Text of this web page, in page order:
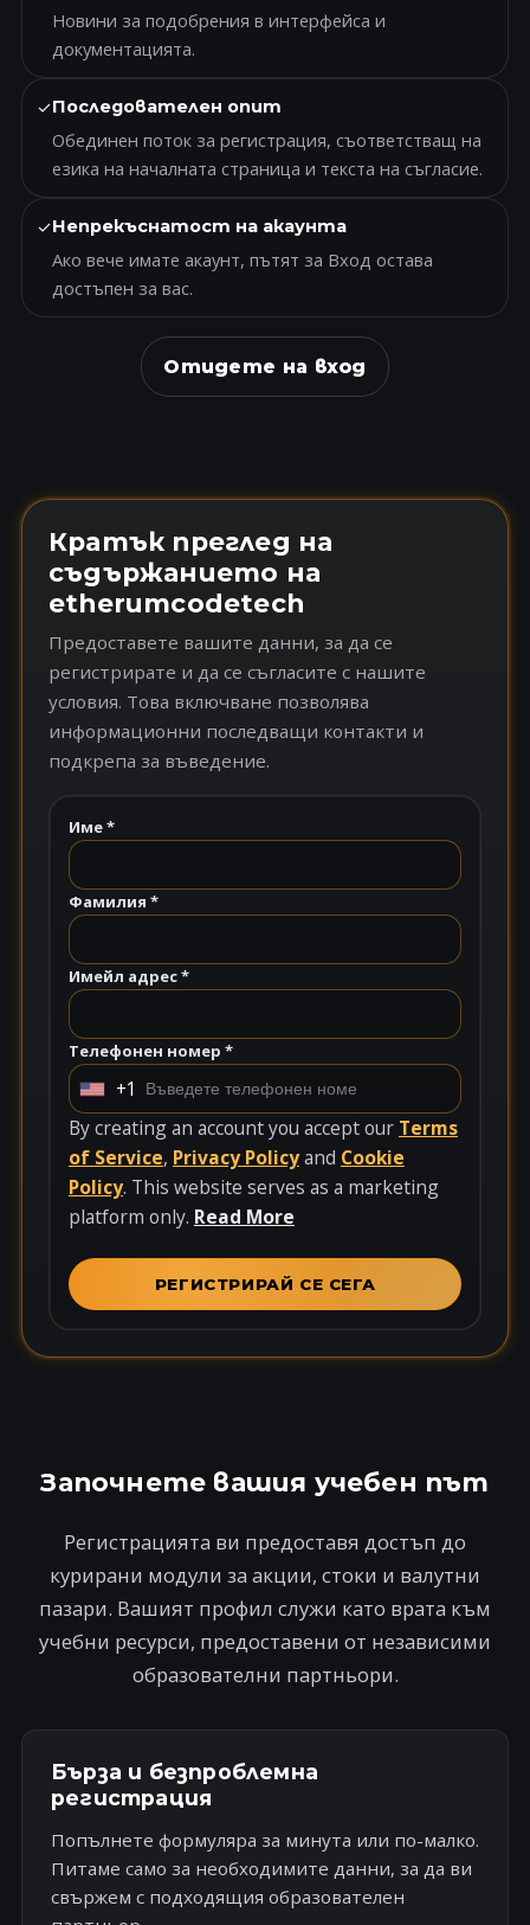
Новини за подобрения в интерфейса и
документацията.
✓Последователен опит
Обединен поток за регистрация, съответстващ на
езика на началната страница и текста на съгласие.
✓Непрекъснатост на акаунта
Ако вече имате акаунт, пътят за Вход остава
достъпен за вас.
Отидете на вход
Кратък преглед на
съдържанието на
etherumcodetech
Предоставете вашите данни, за да се
регистрирате и да се съгласите с нашите
условия. Това включване позволява
информационни последващи контакти и
подкрепа за въведение.
Име *
Фамилия *
Имейл адрес *
Телефонен номер *
U
n
i
t
e
t
a
t
1
+1
By creating an account you accept our Terms
of Service, Privacy Policyand Cookie
Policy. This website serves as a marketing
platform only. Read More
РЕГИСТРИРАЙ СЕ СЕГА
Започнете вашия учебен път
Регистрацията ви предоставя достъп до
курирани модули за акции, стоки и валутни
пазари. Вашият профил служи като врата към
учебни ресурси, предоставени от независими
образователни партньори.
Бърза и безпроблемна
регистрация
Попълнете формуляра за минута или по-малко.
Питаме само за необходимите данни, за да ви
свържем с подходящия образователен